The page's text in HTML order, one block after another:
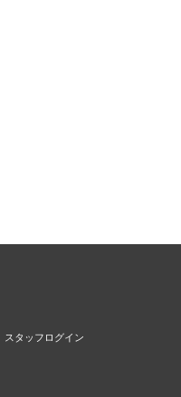
スタッフログイン